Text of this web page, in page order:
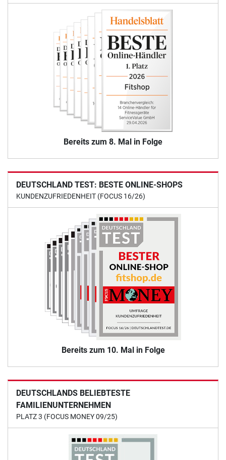
Bereits zum 8. Mal in Folge
DEUTSCHLAND TEST: BESTE ONLINE-SHOPS
KUNDENZUFRIEDENHEIT (FOCUS 16/26)
Bereits zum 10. Mal in Folge
DEUTSCHLANDS BELIEBTESTE
FAMILIENUNTERNEHMEN
PLATZ 3 (FOCUS MONEY 09/25)